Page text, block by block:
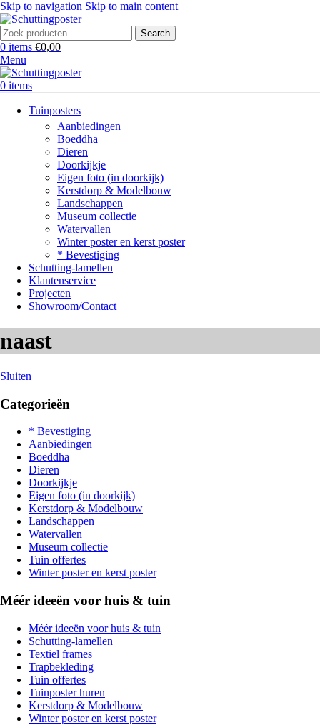
Skip to navigation Skip to main content
Search
0 items €0,00
Menu
0 items
Tuinposters
Aanbiedingen
Boeddha
Dieren
Doorkijkje
Eigen foto (in doorkijk)
Kerstdorp & Modelbouw
Landschappen
Museum collectie
Watervallen
Winter poster en kerst poster
* Bevestiging
Schutting-lamellen
Klantenservice
Projecten
Showroom/Contact
naast
Sluiten
Categorieën
* Bevestiging
Aanbiedingen
Boeddha
Dieren
Doorkijkje
Eigen foto (in doorkijk)
Kerstdorp & Modelbouw
Landschappen
Watervallen
Museum collectie
Tuin offertes
Winter poster en kerst poster
Méér ideeën voor huis & tuin
Méér ideeën voor huis & tuin
Schutting-lamellen
Textiel frames
Trapbekleding
Tuin offertes
Tuinposter huren
Kerstdorp & Modelbouw
Winter poster en kerst poster